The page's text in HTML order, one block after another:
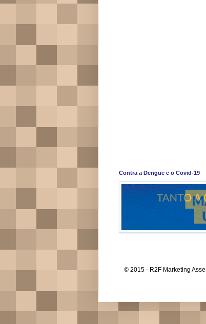
Contra a Dengue e o Covid-19
© 2015 - R2F Marketing